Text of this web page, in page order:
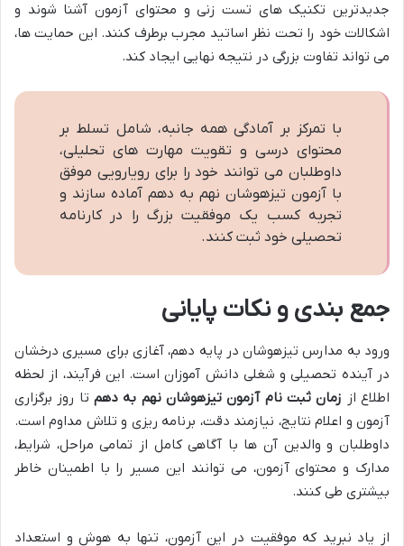
جدیدترین تکنیک های تست زنی و محتوای آزمون آشنا شوند و
اشکالات خود را تحت نظر اساتید مجرب برطرف کنند. این حمایت ها،
می تواند تفاوت بزرگی در نتیجه نهایی ایجاد کند.
با تمرکز بر آمادگی همه جانبه، شامل تسلط بر
محتوای درسی و تقویت مهارت های تحلیلی،
داوطلبان می توانند خود را برای رویارویی موفق
با آزمون تیزهوشان نهم به دهم آماده سازند و
تجربه کسب یک موفقیت بزرگ را در کارنامه
تحصیلی خود ثبت کنند.
جمع بندی و نکات پایانی
ورود به مدارس تیزهوشان در پایه دهم، آغازی برای مسیری درخشان
در آینده تحصیلی و شغلی دانش آموزان است. این فرآیند، از لحظه
اطلاع از زمان ثبت نام آزمون تیزهوشان نهم به دهم تا روز برگزاری
آزمون و اعلام نتایج، نیازمند دقت، برنامه ریزی و تلاش مداوم است.
داوطلبان و والدین آن ها با آگاهی کامل از تمامی مراحل، شرایط،
مدارک و محتوای آزمون، می توانند این مسیر را با اطمینان خاطر
بیشتری طی کنند.
از یاد نبرید که موفقیت در این آزمون، تنها به هوش و استعداد